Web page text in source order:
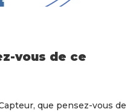
vous de ce
que pensez-vous de